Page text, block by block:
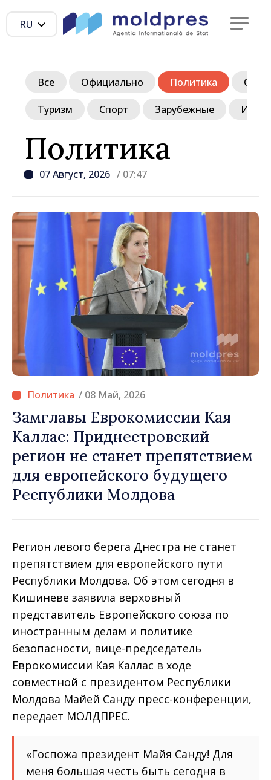
RU
Политика
07 Август, 2026 / 07:47
Все Официально Политика
Туризм Спорт Зарубежные
/ 08 Май, 2026
Замглавы Еврокомиссии Кая
Каллас: Приднестровский
регион не станет препятствием
для европейского будущего
Республики Молдова
Регион левого берега Днестра не станет
препятствием для европейского пути
Республики Молдова. Об этом сегодня в
Кишиневе заявила верховный
представитель Европейского союза по
иностранным делам и политике
безопасности, вице-председатель
Еврокомиссии Кая Каллас в ходе
совместной с президентом Республики
Молдова Майей Санду пресс-конференции,
передает МОЛДПРЕС.
«Госпожа президент Майя Санду! Для
меня большая честь быть сегодня в